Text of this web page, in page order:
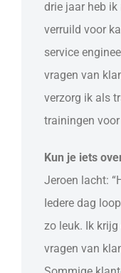
drie jaar heb
verruild voor
service
vragen van
verzorg ik als
trainingen voor
Kun je iets
Jeroen lacht:
Iedere dag
zo leuk. Ik
vragen van